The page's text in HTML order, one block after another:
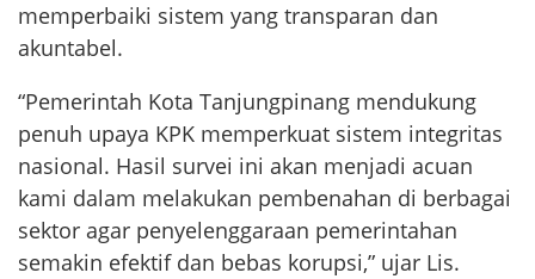
memperbaiki sistem yang transparan dan
akuntabel.
“Pemerintah Kota Tanjungpinang mendukung
penuh upaya KPK memperkuat sistem integritas
nasional. Hasil survei ini akan menjadi acuan
kami dalam melakukan pembenahan di berbagai
sektor agar penyelenggaraan pemerintahan
semakin efektif dan bebas korupsi,” ujar Lis.